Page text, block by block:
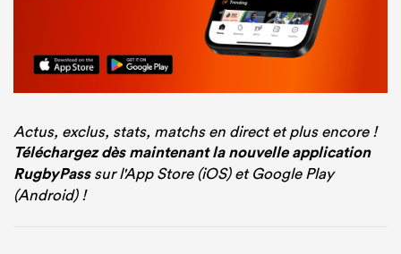
Actus, exclus, stats, matchs en direct et plus encore !
Téléchargez dès maintenant la nouvelle application
RugbyPasssur l'App Store (iOS) et Google Play
(Android) !